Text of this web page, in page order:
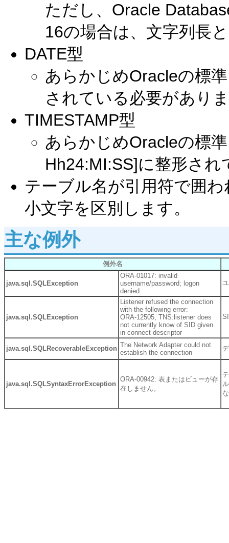
ただし、Oracle
16の場合は、文字列長
DATE型
あらかじめOracleの標
されている必要があり
TIMESTAMP型
あらかじめOracleの標
Hh24:MI:SS]に整形さ
テーブル名が引用符で囲
小文字を区別します。
主な例外
例外名
java.sql.SQLException
ORA-01017: invalid
username/password; logon
denied
java.sql.SQLException
Listener refused the connection
with the following error:
ORA-12505, TNS:listener does
not currently know of SID given
in connect descriptor
java.sql.SQLRecoverableException The Network Adapter could not
establish the connection
java.sql.SQLSyntaxErrorException
ORA-00942: 表またはビューが存
在しません。